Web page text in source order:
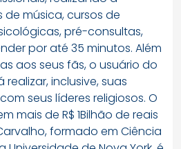
música, cursos de
pré-consultas,
por até 35 minutos. Além
aos seus fãs, o usuário do
inclusive, suas
seus líderes religiosos. O
mais de R$ 1Bilhão de reais
formado em Ciência